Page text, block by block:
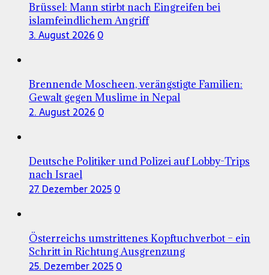
Brüssel: Mann stirbt nach Eingreifen bei
islamfeindlichem Angriff
3. August 2026 0
Brennende Moscheen, verängstigte Familien:
Gewalt gegen Muslime in Nepal
2. August 2026 0
Deutsche Politiker und Polizei auf Lobby-Trips
nach Israel
27. Dezember 20250
Österreichs umstrittenes Kopftuchverbot – ein
Schritt in Richtung Ausgrenzung
25. Dezember 20250